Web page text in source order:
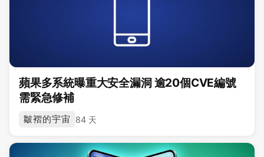
蘋果多系統曝重大安全漏洞 逾20個CVE編號
需緊急修補
皺褶的宇宙 84 天